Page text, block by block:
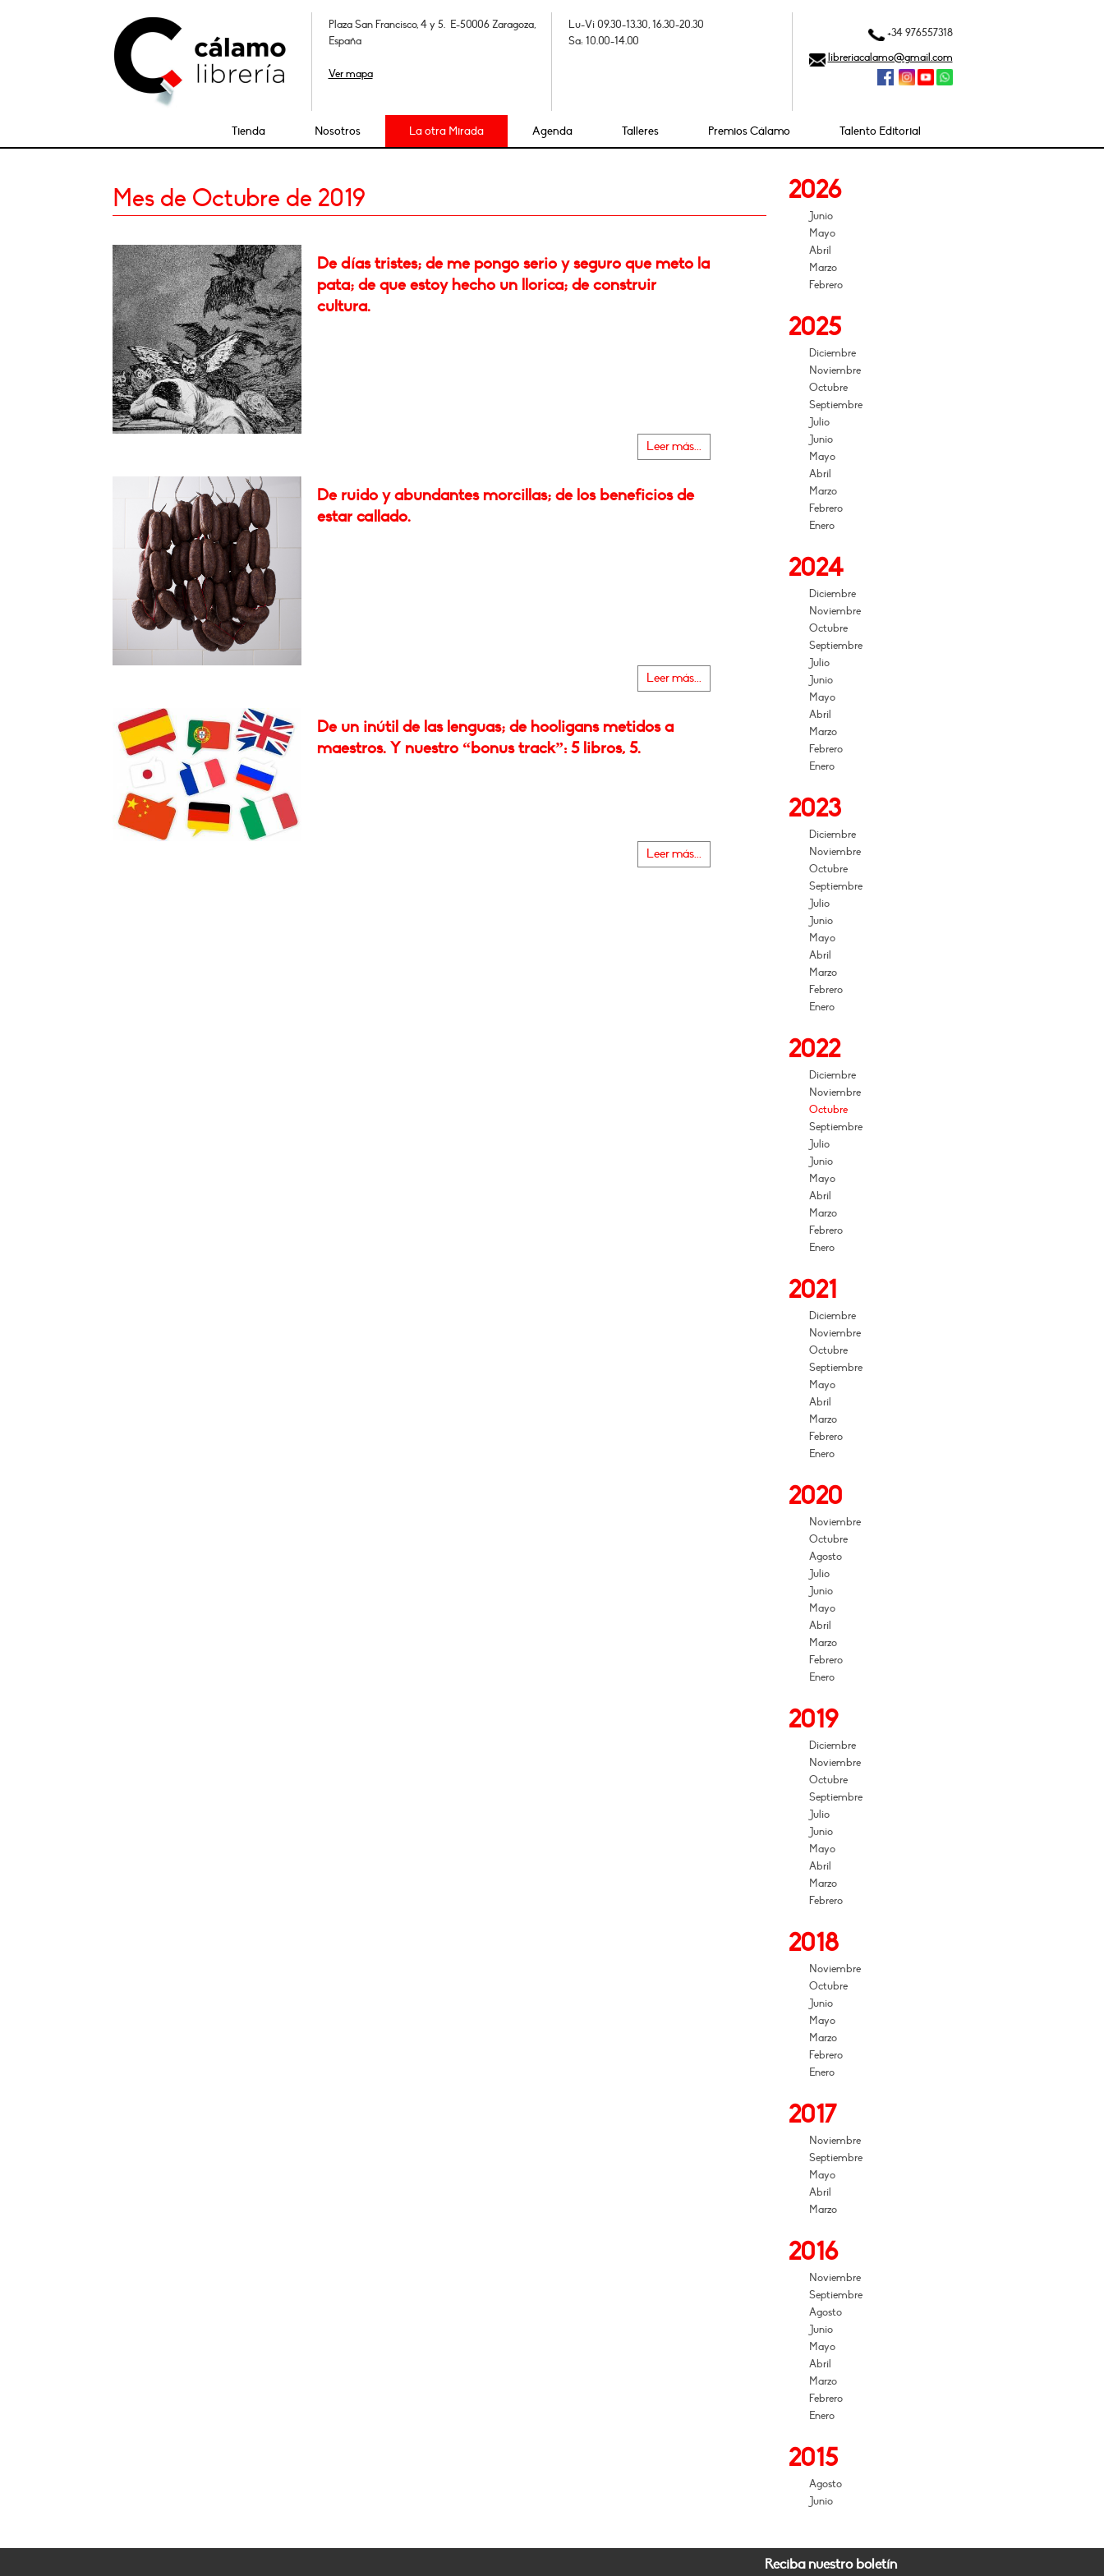
Plaza San Francisco, 4 y 5. E-50006 Zaragoza,
España
Ver mapa
Lu-Vi 09.30-13.30, 16.30-20.30
Sa: 10.00-14.00
+34 976557318
libreriacalamo@gmail.com
Tienda Nosotros La otra Mirada Agenda Talleres Premios Cálamo Talento Editorial
Mes de Octubre de 2019
De días tristes; de me pongo serio y seguro que meto la
pata; de que estoy hecho un llorica; de construir
cultura.
Leer más...
De ruido y abundantes morcillas; de los beneficios de
estar callado.
Leer más...
De un inútil de las lenguas; de hooligans metidos a
maestros. Y nuestro “bonus track”: 5 libros, 5.
Leer más...
2026
Junio
Mayo
Abril
Marzo
Febrero
2025
Diciembre
Noviembre
Octubre
Septiembre
Julio
Junio
Mayo
Abril
Marzo
Febrero
Enero
2024
Diciembre
Noviembre
Octubre
Septiembre
Julio
Junio
Mayo
Abril
Marzo
Febrero
Enero
2023
Diciembre
Noviembre
Octubre
Septiembre
Julio
Junio
Mayo
Abril
Marzo
Febrero
Enero
2022
Diciembre
Noviembre
Octubre
Septiembre
Julio
Junio
Mayo
Abril
Marzo
Febrero
Enero
2021
Diciembre
Noviembre
Octubre
Septiembre
Mayo
Abril
Marzo
Febrero
Enero
2020
Noviembre
Octubre
Agosto
Julio
Junio
Mayo
Abril
Marzo
Febrero
Enero
2019
Diciembre
Noviembre
Octubre
Septiembre
Julio
Junio
Mayo
Abril
Marzo
Febrero
2018
Noviembre
Octubre
Junio
Mayo
Marzo
Febrero
Enero
2017
Noviembre
Septiembre
Mayo
Abril
Marzo
2016
Noviembre
Septiembre
Agosto
Junio
Mayo
Abril
Marzo
Febrero
Enero
2015
Agosto
Junio
Reciba nuestro boletín